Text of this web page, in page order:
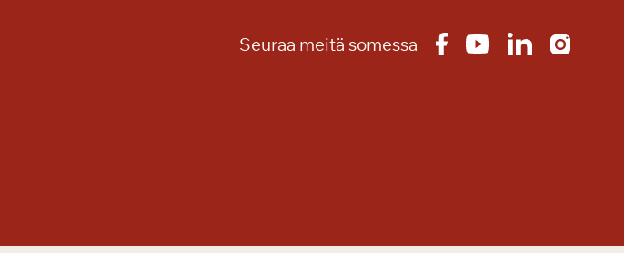
Seuraa meitä somessa